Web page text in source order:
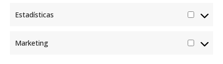
Estadísticas
Marketing